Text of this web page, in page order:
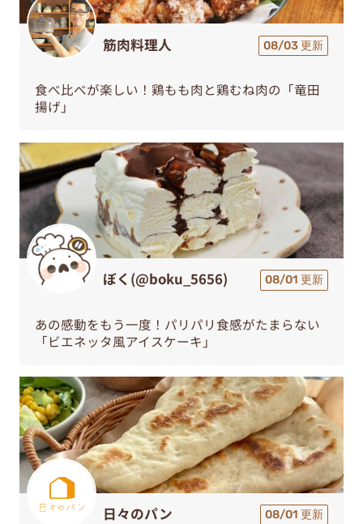
筋肉料理人 08/03 更新
食べ比べが楽しい！鶏もも肉と鶏むね肉の「竜田
揚げ」
ぼく(@boku_5656) 08/01 更新
あの感動をもう一度！パリパリ食感がたまらない
「ビエネッタ風アイスケーキ」
日々のパン 08/01 更新